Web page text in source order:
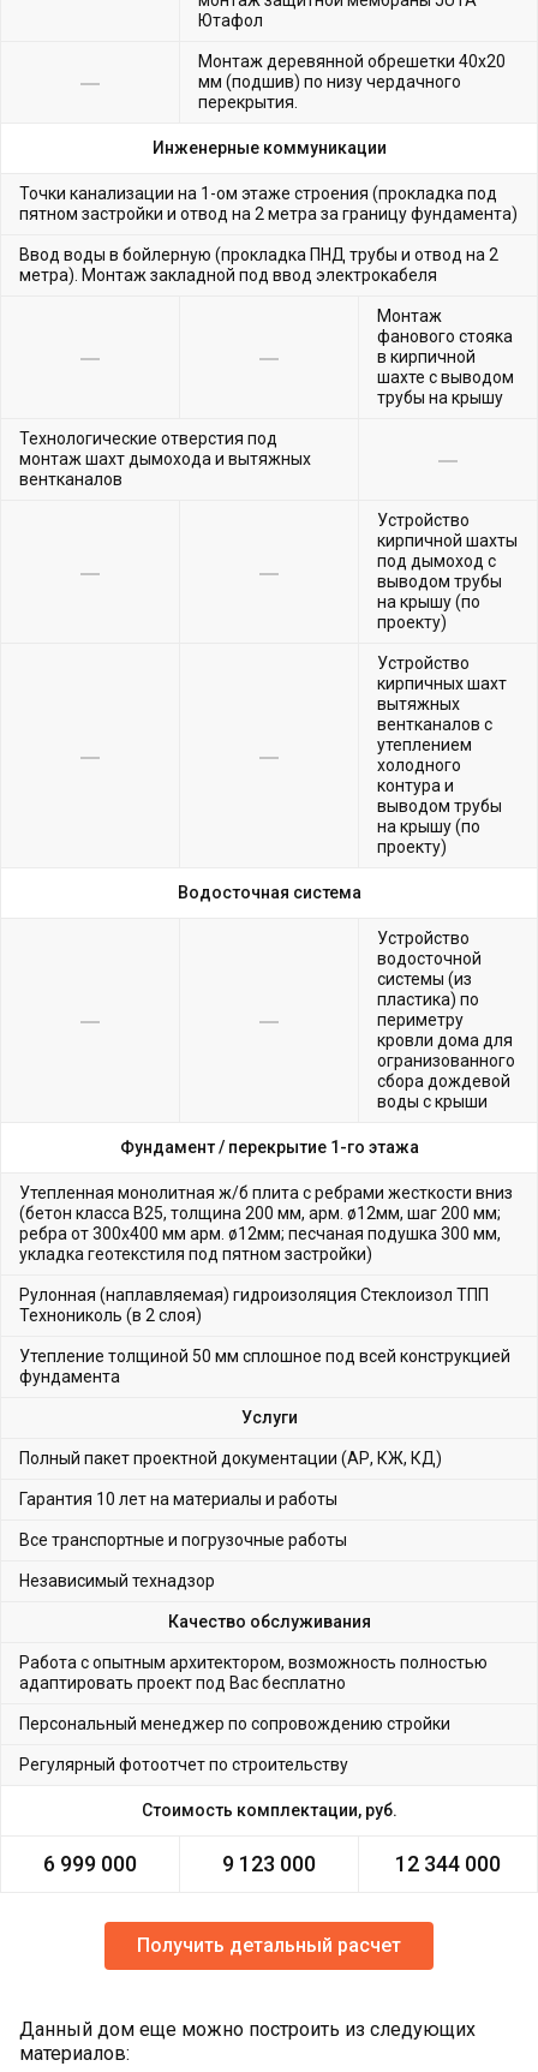
Ютафол
Монтаж деревянной обрешетки 40х20
мм (подшив) по низу чердачного
перекрытия.
Инженерные коммуникации
Точки канализации на 1-ом этаже строения (прокладка под
пятном застройки и отвод на 2 метра за границу фундамента)
Ввод воды в бойлерную (прокладка ПНД трубы и отвод на 2
метра). Монтаж закладной под ввод электрокабеля
Монтаж
фанового стояка
в кирпичной
шахте с выводом
трубы на крышу
Технологические отверстия под
монтаж шахт дымохода и вытяжных
вентканалов
Устройство
кирпичной шахты
под дымоход с
выводом трубы
на крышу (по
проекту)
Устройство
кирпичных шахт
вытяжных
вентканалов с
утеплением
холодного
контура и
выводом трубы
на крышу (по
проекту)
Водосточная система
Устройство
водосточной
системы (из
пластика) по
периметру
кровли дома для
огранизованного
сбора дождевой
воды с крыши
Фундамент / перекрытие 1-го этажа
Утепленная монолитная ж/б плита с ребрами жесткости вниз
(бетон класса В25, толщина 200 мм, арм. ø12мм, шаг 200 мм;
ребра от 300х400 мм арм. ø12мм; песчаная подушка 300 мм,
укладка геотекстиля под пятном застройки)
Рулонная (наплавляемая) гидроизоляция Стеклоизол ТПП
Технониколь (в 2 слоя)
Утепление толщиной 50 мм сплошное под всей конструкцией
фундамента
Услуги
Полный пакет проектной документации (АР, КЖ, КД)
Гарантия 10 лет на материалы и работы
Все транспортные и погрузочные работы
Независимый технадзор
Качество обслуживания
Работа с опытным архитектором, возможность полностью
адаптировать проект под Вас бесплатно
Персональный менеджер по сопровождению стройки
Регулярный фотоотчет по строительству
Стоимость комплектации, руб.
6 999 000 9 123 000 12 344 000
Получить детальный расчет
Данный дом еще можно построить из следующих
материалов: